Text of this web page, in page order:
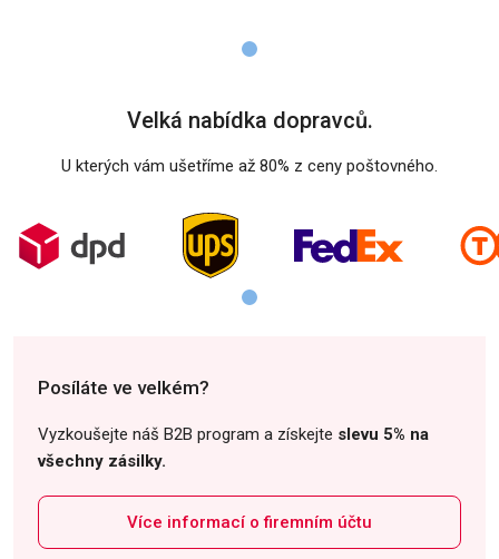
Velká nabídka dopravců.
U kterých vám ušetříme až 80% z ceny poštovného.
Posíláte ve velkém?
Vyzkoušejte náš B2B program a získejte slevu 5% na
všechny zásilky.
Více informací o firemním účtu